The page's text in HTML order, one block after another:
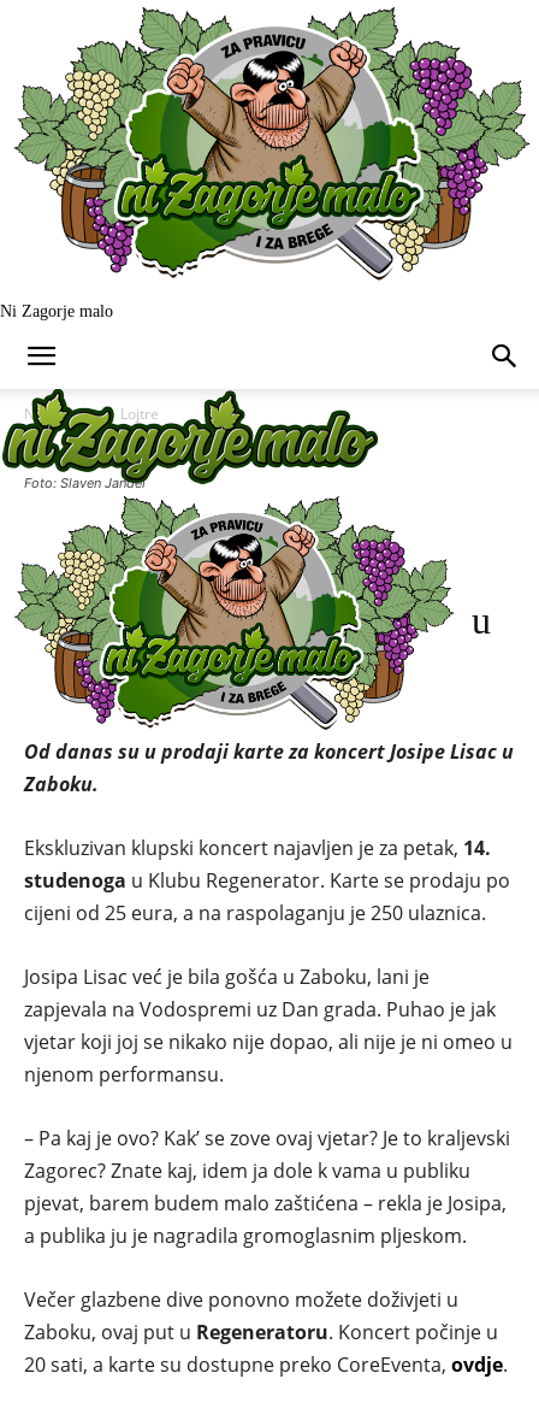
Ni Zagorje malo
Naslovnica Lojtre
Foto: Slaven Janđel
Josipa baš voli Zabok:
Ekskluzivan klupski koncert u
Regeneratoru
Autor:nizagorjemalo.hr - 22. listopada 2025.
Od danas su u prodaji karte za koncert Josipe Lisac u
Zaboku.
Ekskluzivan klupski koncert najavljen je za petak, 14.
studenoga u Klubu Regenerator. Karte se prodaju po
cijeni od 25 eura, a na raspolaganju je 250 ulaznica.
Josipa Lisac već je bila gošća u Zaboku, lani je
zapjevala na Vodospremi uz Dan grada. Puhao je jak
vjetar koji joj se nikako nije dopao, ali nije je ni omeo u
njenom performansu.
– Pa kaj je ovo? Kak’ se zove ovaj vjetar? Je to kraljevski
Zagorec? Znate kaj, idem ja dole k vama u publiku
pjevat, barem budem malo zaštićena – rekla je Josipa,
a publika ju je nagradila gromoglasnim pljeskom.
Večer glazbene dive ponovno možete doživjeti u
Zaboku, ovaj put u Regeneratoru. Koncert počinje u
20 sati, a karte su dostupne preko CoreEventa, ovdje.